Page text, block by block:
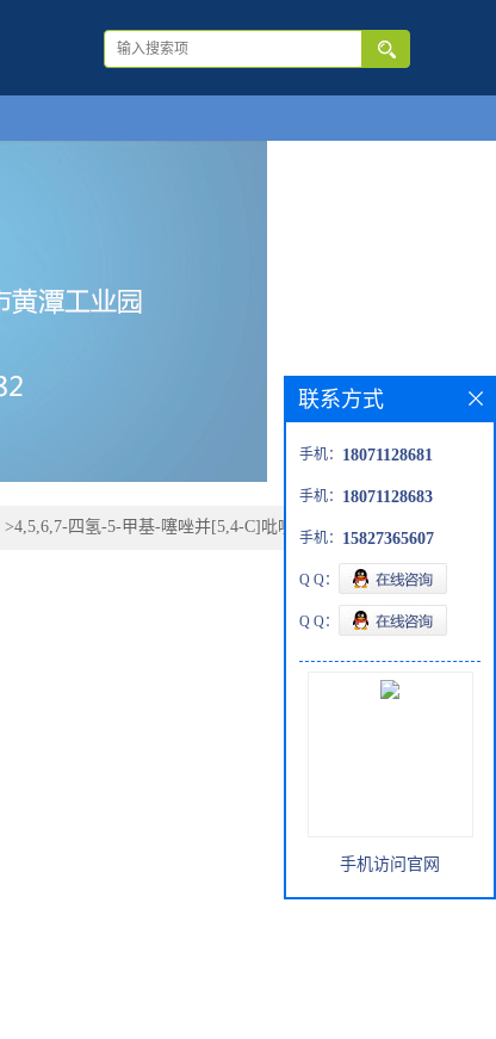
>4,5,6,7-四氢-5-甲基-噻唑并[5,4-C]吡啶-2-羧酸盐酸盐
联系方式
手机： 18071128681
手机： 18071128683
手机： 15827365607
Q Q：
Q Q：
手机访问官网